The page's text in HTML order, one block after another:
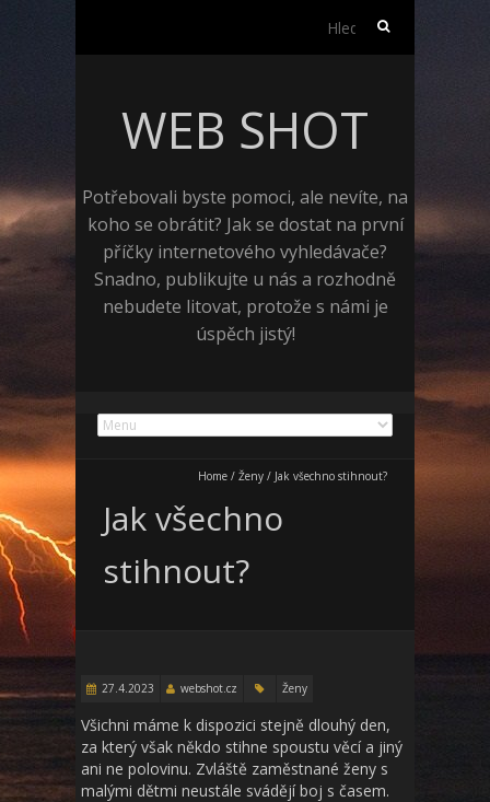
Vyhledávání
WEB SHOT
Potřebovali byste pomoci, ale nevíte, na
koho se obrátit? Jak se dostat na první
příčky internetového vyhledávače?
Snadno, publikujte u nás a rozhodně
nebudete litovat, protože s námi je
úspěch jistý!
Home / Ženy / Jak všechno stihnout?
Jak všechno
stihnout?
27.4.2023 webshot.cz Ženy
Všichni máme k dispozici stejně dlouhý den,
za který však někdo stihne spoustu věcí a jiný
ani ne polovinu. Zvláště zaměstnané ženy s
malými dětmi neustále svádějí boj s časem.